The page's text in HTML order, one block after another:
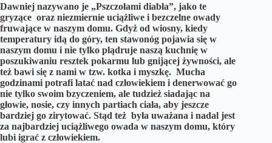
Dawniej nazywano je „Pszczołami diabła”, jako te
gryzące oraz niezmiernie uciążliwe i bezczelne owady
fruwające w naszym domu. Gdyż od wiosny, kiedy
temperatury idą do góry, ten stawonóg pojawia się w
naszym domu i nie tylko plądruje naszą kuchnię w
poszukiwaniu resztek pokarmu lub gnijącej żywności, ale
też bawi się z nami w tzw. kotka i myszkę. Mucha
godzinami potrafi latać nad człowiekiem i denerwować go
nie tylko swoim bzyczeniem, ale tudzież siadając na
głowie, nosie, czy innych partiach ciała, aby jeszcze
bardziej go zirytować. Stąd też była uważana i nadal jest
za najbardziej uciążliwego owada w naszym domu, który
lubi igrać z człowiekiem.